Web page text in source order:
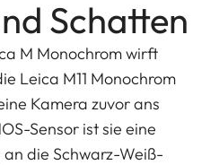
Schatten
M Monochrom wirft
Leica M11 Monochrom
Kamera zuvor ans
Sensor ist sie eine
die Schwarz-Weiß-